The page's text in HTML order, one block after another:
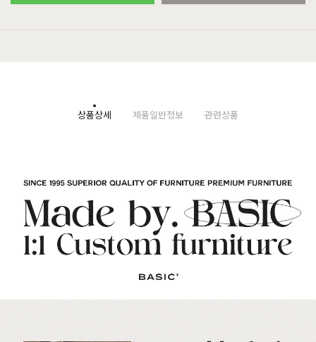
상품상세 제품일반정보 관련상품